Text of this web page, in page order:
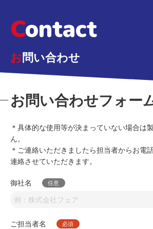
Contact
お問い合わせ
お問い合わせフォー
＊具体的な使用等が決まっていない場合は
ん。
＊ご連絡いただきましたら担当者からお電
連絡させていただきます。
御社名
ご担当者名